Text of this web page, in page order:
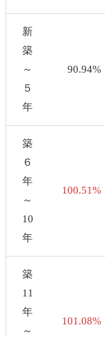
新
築
～
５
年
90.94%
築
６
年
～
10
年
100.51%
築
11
年
～
101.08%